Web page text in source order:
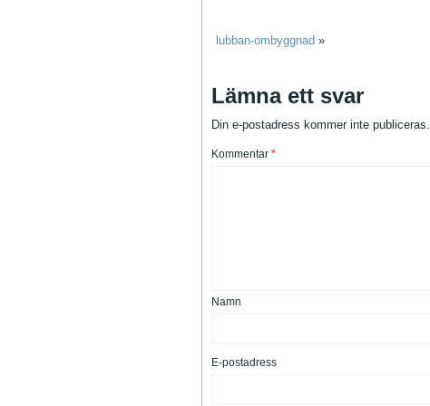
lubban-ombyggnad »
Lämna ett svar
Din e-postadress kommer inte publiceras.
Kommentar *
Namn
E-postadress